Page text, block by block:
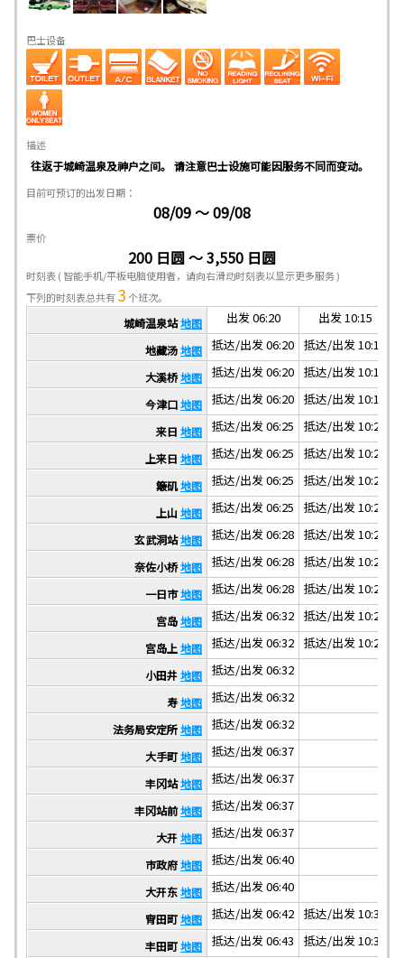
巴士设备
描述
往返于城崎温泉及神户之间。 请注意巴士设施可能因服务不同而变动。
目前可预订的出发日期：
08/09 ～ 09/08
票价
200 日圆 ～ 3,550 日圆
时刻表( 智能手机/平板电脑使用者，请向右滑动时刻表以显示更多服务 )
下列的时刻表总共有3个班次。
城崎温泉站地图 出发 06:20 出发 10:15
地藏汤地图 抵达/出发 06:20 抵达/出发 10:15
大溪桥地图 抵达/出发 06:20 抵达/出发 10:15
今津口地图 抵达/出发 06:20 抵达/出发 10:15
来日 地图 抵达/出发 06:25 抵达/出发 10:20
上来日 地图 抵达/出发 06:25 抵达/出发 10:20
簸矶地图 抵达/出发 06:25 抵达/出发 10:20
上山 地图 抵达/出发 06:25 抵达/出发 10:20
玄武洞站地图 抵达/出发 06:28 抵达/出发 10:23
奈佐小桥地图 抵达/出发 06:28 抵达/出发 10:23
一日市地图 抵达/出发 06:28 抵达/出发 10:23
宫岛地图 抵达/出发 06:32 抵达/出发 10:27
宫岛上地图 抵达/出发 06:32 抵达/出发 10:27
小田井地图 抵达/出发 06:32
寿地图 抵达/出发 06:32
法务局安定所地图 抵达/出发 06:32
大手町地图 抵达/出发 06:37
丰冈站地图 抵达/出发 06:37
丰冈站前地图 抵达/出发 06:37
大开地图 抵达/出发 06:37
市政府地图 抵达/出发 06:40
大开东地图 抵达/出发 06:40
宵田町地图 抵达/出发 06:42 抵达/出发 10:31
丰田町地图 抵达/出发 06:43 抵达/出发 10:32